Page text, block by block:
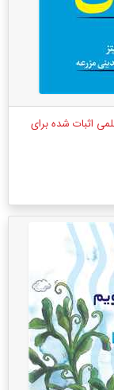
اثبات شده برای